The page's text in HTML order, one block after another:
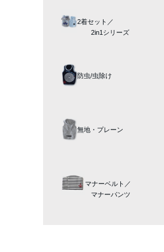
2着セット／
2in1シリーズ
防虫/虫除け
無地・プレーン
マナーベルト／
マナーパンツ